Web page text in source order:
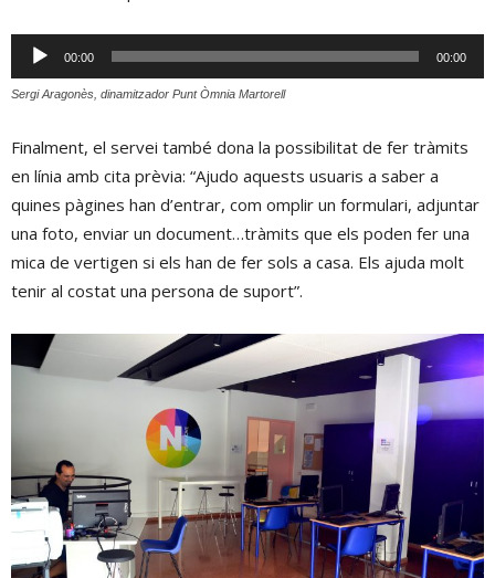
Reproductor
d'àudio
00:00 00:00
Sergi Aragonès, dinamitzador Punt Òmnia Martorell
Finalment, el servei també dona la possibilitat de fer tràmits
en línia amb cita prèvia: “Ajudo aquests usuaris a saber a
quines pàgines han d’entrar, com omplir un formulari, adjuntar
una foto, enviar un document…tràmits que els poden fer una
mica de vertigen si els han de fer sols a casa. Els ajuda molt
tenir al costat una persona de suport”.